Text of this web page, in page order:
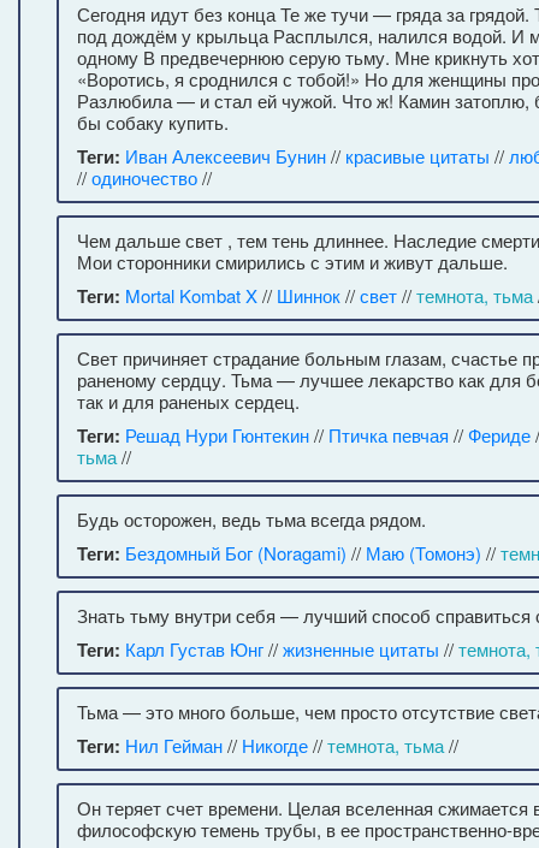
Сегодня идут без конца Те же тучи — гряда за грядой.
под дождём у крыльца Расплылся, налился водой. И
одному В предвечернюю серую тьму. Мне крикнуть
«Воротись, я сроднился с тобой!» Но для женщины
Разлюбила — и стал ей чужой. Что ж! Камин затоплю,
бы собаку купить.
Теги: Иван Алексеевич Бунин// красивые цитаты //
//одиночество//
Чем дальше свет , тем тень длиннее. Наследие
Мои сторонники смирились с этим и живут дальше.
Теги: Mortal Kombat X// Шиннок//свет//темнота, тьма
Свет причиняет страдание больным глазам, счастье
раненому сердцу. Тьма — лучшее лекарство как для
так и для раненых сердец.
Теги: Решад Нури Гюнтекин// Птичка певчая //Фериде
тьма//
Будь осторожен, ведь тьма всегда рядом.
Теги: Бездомный Бог (Noragami) // Маю (Томонэ) //
Знать тьму внутри себя — лучший способ справиться
Теги: Карл Густав Юнг//жизненные цитаты //темнота,
Тьма — это много больше, чем просто отсутствие
Теги: Нил Гейман// Никогде//темнота, тьма//
Он теряет счет времени. Целая вселенная сжимается
философскую темень трубы, в ее пространственно-